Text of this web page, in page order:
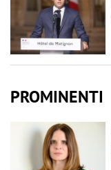
PROMINENTI